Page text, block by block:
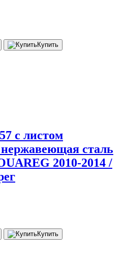
Купить
с листом
сталь
2010-2014 /
Купить